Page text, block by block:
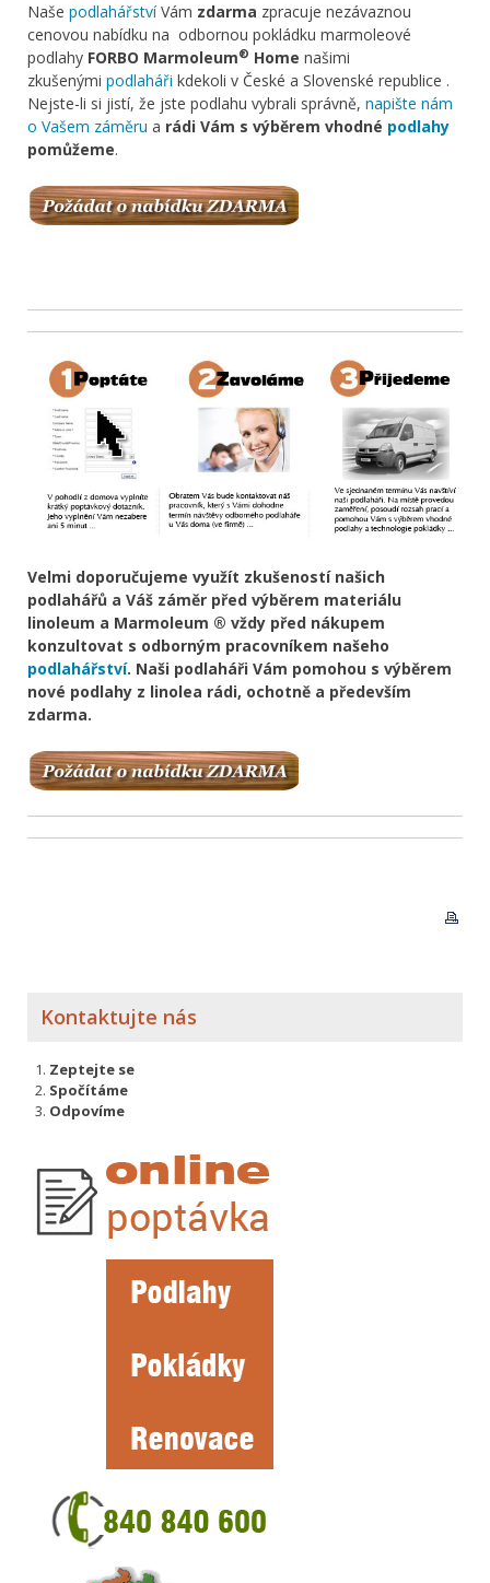
Naše podlahářstvíVám zdarma zpracuje nezávaznou
cenovou nabídku na odbornou pokládku marmoleové
podlahy FORBO Marmoleum® Home našimi
zkušenými podlaháři kdekoli v České a Slovenské republice .
Nejste-li si jistí, že jste podlahu vybrali správně, napište nám
o Vašem záměru a rádi Vám s výběrem vhodné podlahy
pomůžeme.
Velmi doporučujeme využít zkušeností našich
podlahářů a Váš záměr před výběrem materiálu
linoleum a Marmoleum ® vždy před nákupem
konzultovat s odborným pracovníkem našeho
podlahářství. Naši podlaháři Vám pomohou s výběrem
nové podlahy z linolea rádi, ochotně a především
zdarma.
Kontaktujte nás
Zeptejte se
Spočítáme
Odpovíme